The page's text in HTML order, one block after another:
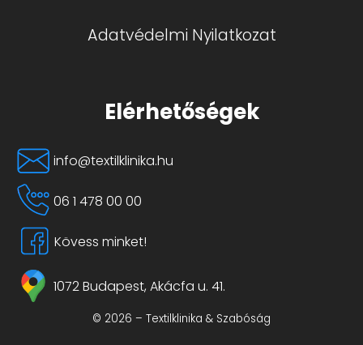
Adatvédelmi Nyilatkozat
Elérhetőségek
info@textilklinika.hu
06 1 478 00 00
Kövess minket!
1072 Budapest, Akácfa u. 41.
© 2026 – Textilklinika & Szabóság